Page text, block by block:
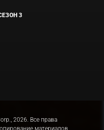
3
2026. Все права
материалов